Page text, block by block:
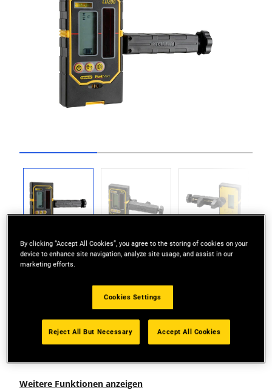
Go to slide 1 Go to slide 2 Go to slide 3
Empfänger für Stanley Linienlaser
Arbeitsbereich 50 m, mit Halterung
Weitere Funktionen anzeigen
By clicking “Accept All Cookies”, you agree to the storing of cookies on your
device to enhance site navigation, analyze site usage, and assist in our
marketing efforts.
Cookies Settings
Reject All But Necessary Accept All Cookies